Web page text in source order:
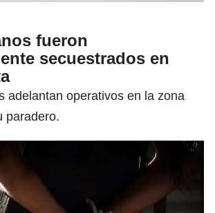
fueron
secuestrados en
adelantan operativos en la zona
paradero.